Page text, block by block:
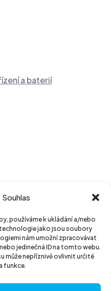
používáme k ukládání a/nebo
jako jsou soubory
nám umožní zpracovávat
jedinečná ID na tomto webu.
může nepříznivě ovlivnit určité
funkce.
a baterií